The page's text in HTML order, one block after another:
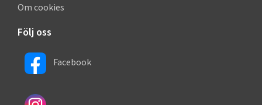
Om cookies
Följ oss
Facebook